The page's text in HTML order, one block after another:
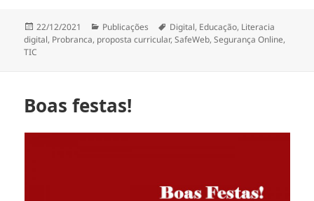
Publicado
a
22/12/2021 Categorias
Publicações Etiquetas
Digital, Educação, Literacia
digital, Probranca, proposta curricular,SafeWeb,Segurança Online,
TIC
Boas festas!